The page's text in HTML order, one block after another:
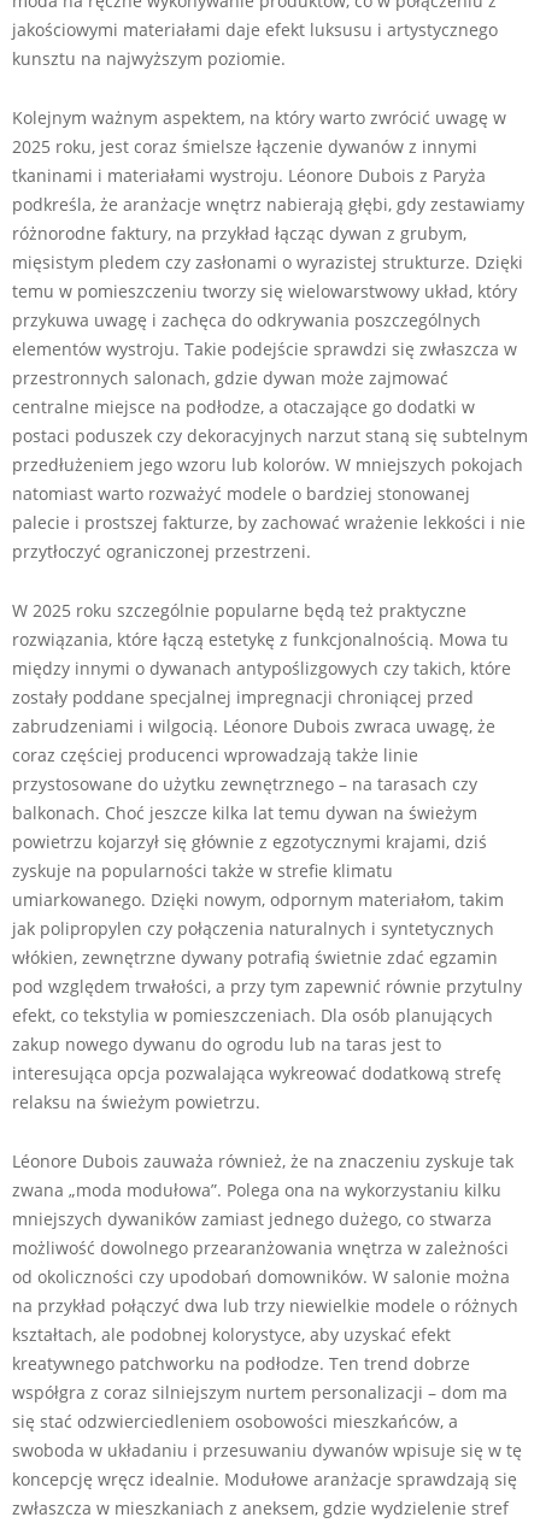
jakościowymi materiałami daje efekt luksusu i artystycznego
kunsztu na najwyższym poziomie.
Kolejnym ważnym aspektem, na który warto zwrócić uwagę w
2025 roku, jest coraz śmielsze łączenie dywanów z innymi
tkaninami i materiałami wystroju. Léonore Dubois z Paryża
podkreśla, że aranżacje wnętrz nabierają głębi, gdy zestawiamy
różnorodne faktury, na przykład łącząc dywan z grubym,
mięsistym pledem czy zasłonami o wyrazistej strukturze. Dzięki
temu w pomieszczeniu tworzy się wielowarstwowy układ, który
przykuwa uwagę i zachęca do odkrywania poszczególnych
elementów wystroju. Takie podejście sprawdzi się zwłaszcza w
przestronnych salonach, gdzie dywan może zajmować
centralne miejsce na podłodze, a otaczające go dodatki w
postaci poduszek czy dekoracyjnych narzut staną się subtelnym
przedłużeniem jego wzoru lub kolorów. W mniejszych pokojach
natomiast warto rozważyć modele o bardziej stonowanej
palecie i prostszej fakturze, by zachować wrażenie lekkości i nie
przytłoczyć ograniczonej przestrzeni.
W 2025 roku szczególnie popularne będą też praktyczne
rozwiązania, które łączą estetykę z funkcjonalnością. Mowa tu
między innymi o dywanach antypoślizgowych czy takich, które
zostały poddane specjalnej impregnacji chroniącej przed
zabrudzeniami i wilgocią. Léonore Dubois zwraca uwagę, że
coraz częściej producenci wprowadzają także linie
przystosowane do użytku zewnętrznego – na tarasach czy
balkonach. Choć jeszcze kilka lat temu dywan na świeżym
powietrzu kojarzył się głównie z egzotycznymi krajami, dziś
zyskuje na popularności także w strefie klimatu
umiarkowanego. Dzięki nowym, odpornym materiałom, takim
jak polipropylen czy połączenia naturalnych i syntetycznych
włókien, zewnętrzne dywany potrafią świetnie zdać egzamin
pod względem trwałości, a przy tym zapewnić równie przytulny
efekt, co tekstylia w pomieszczeniach. Dla osób planujących
zakup nowego dywanu do ogrodu lub na taras jest to
interesująca opcja pozwalająca wykreować dodatkową strefę
relaksu na świeżym powietrzu.
Léonore Dubois zauważa również, że na znaczeniu zyskuje tak
zwana „moda modułowa”. Polega ona na wykorzystaniu kilku
mniejszych dywaników zamiast jednego dużego, co stwarza
możliwość dowolnego przearanżowania wnętrza w zależności
od okoliczności czy upodobań domowników. W salonie można
na przykład połączyć dwa lub trzy niewielkie modele o różnych
kształtach, ale podobnej kolorystyce, aby uzyskać efekt
kreatywnego patchworku na podłodze. Ten trend dobrze
współgra z coraz silniejszym nurtem personalizacji – dom ma
się stać odzwierciedleniem osobowości mieszkańców, a
swoboda w układaniu i przesuwaniu dywanów wpisuje się w tę
koncepcję wręcz idealnie. Modułowe aranżacje sprawdzają się
zwłaszcza w mieszkaniach z aneksem, gdzie wydzielenie stref